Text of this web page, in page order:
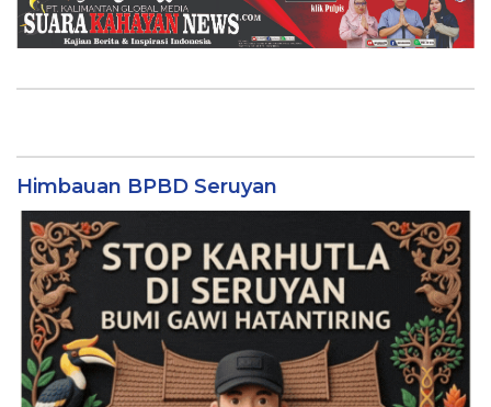
Himbauan BPBD Seruyan